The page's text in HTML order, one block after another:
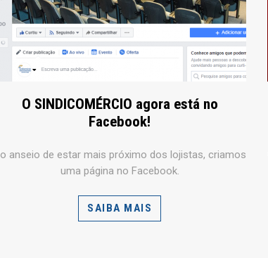
O SINDICOMÉRCIO agora está no
Facebook!
anseio de estar mais próximo dos lojistas, criamos
uma página no Facebook.
SAIBA MAIS